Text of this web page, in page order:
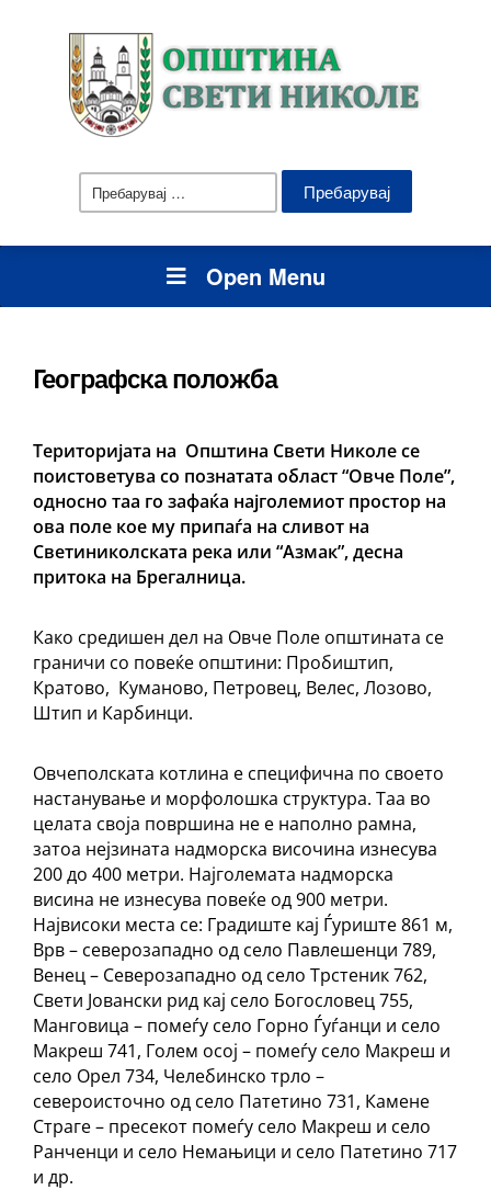
Пребарувај
за:
Open Menu
Географска положба
Територијата на Општина Свети Николе се
поистоветува со познатата област “Овче Поле”,
односно таа го зафаќа најголемиот простор на
ова поле кое му припаѓа на сливот на
Светиниколската река или “Азмак”, десна
притока на Брегалница.
Како средишен дел на Овче Поле општината се
граничи со повеќе општини: Пробиштип,
Кратово, Куманово, Петровец, Велес, Лозово,
Штип и Карбинци.
Овчеполската котлина е специфична по своето
настанување и морфолошка структура. Таа во
целата своја површина не е наполно рамна,
затоа нејзината надморска височина изнесува
200 до 400 метри. Најголемата надморска
висина не изнесува повеќе од 900 метри.
Највисоки места се: Градиште кај Ѓуриште 861 м,
Врв – северозападно од село Павлешенци 789,
Венец – Северозападно од село Трстеник 762,
Свети Јовански рид кај село Богословец 755,
Манговица – помеѓу село Горно Ѓуѓанци и село
Макреш 741, Голем осој – помеѓу село Макреш и
село Орел 734, Челебинско трло –
североисточно од село Патетино 731, Камене
Страге – пресекот помеѓу село Макреш и село
Ранченци и село Немањици и село Патетино 717
и др.